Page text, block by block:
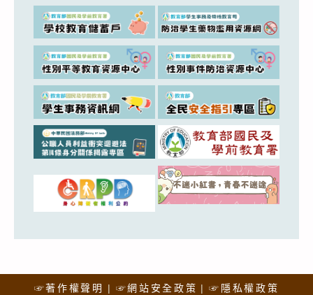
☞著作權聲明 ☞網站安全政策 ☞隱私權政策